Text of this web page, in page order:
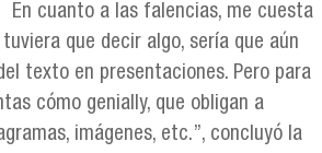
cuanto a las falencias, me cuesta
que decir algo, sería que aún
texto en presentaciones. Pero para
cómo genially, que obligan a
imágenes, etc.”, concluyó la